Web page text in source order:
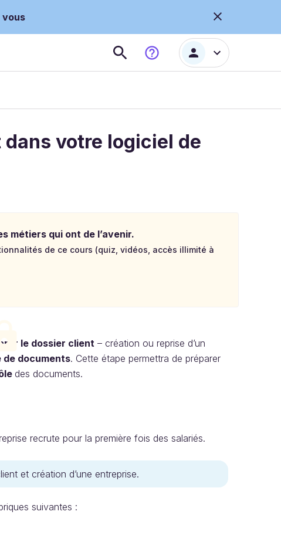
vous
votre logiciel de
métiers qui ont de l’avenir.
de ce cours (quiz, vidéos, accès illimité à
le dossier client – création ou reprise d’un
de documents. Cette étape permettra de préparer
des documents.
recrute pour la première fois des salariés.
et création d’une entreprise.
suivantes :